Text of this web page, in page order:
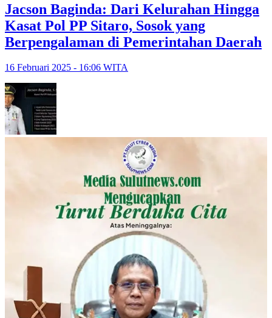
Jacson Baginda: Dari Kelurahan Hingga
Kasat Pol PP Sitaro, Sosok yang
Berpengalaman di Pemerintahan Daerah
16 Februari 2025 - 16:06 WITA